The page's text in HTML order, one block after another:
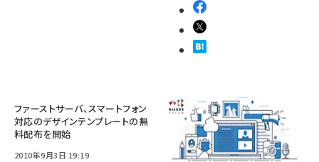
ファーストサーバ、スマートフォン
対応のデザインテンプレートの無
料配布を開始
2010年9月3日 19:19